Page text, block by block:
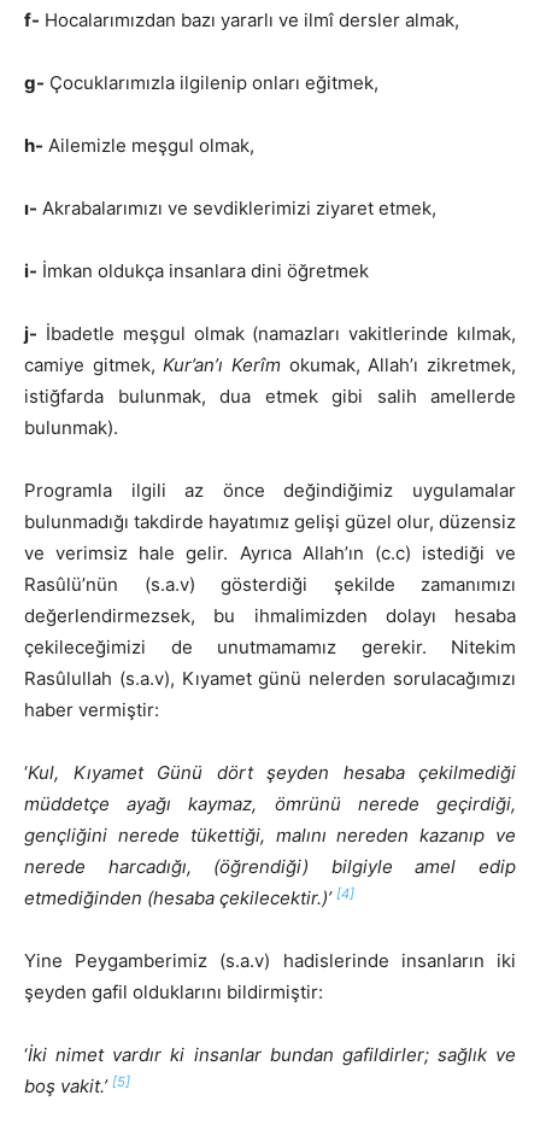
f- Hocalarımızdan bazı yararlı ve ilmî dersler almak,
g- Çocuklarımızla ilgilenip onları eğitmek,
h- Ailemizle meşgul olmak,
ı- Akrabalarımızı ve sevdiklerimizi ziyaret etmek,
i- İmkan oldukça insanlara dini öğretmek
j- İbadetle meşgul olmak (namazları vakitlerinde kılmak,
camiye gitmek,Kur’an’ı Kerîm okumak, Allah’ı zikretmek,
istiğfarda bulunmak, dua etmek gibi salih amellerde
bulunmak).
Programla ilgili az önce değindiğimiz uygulamalar
bulunmadığı takdirde hayatımız gelişi güzel olur, düzensiz
ve verimsiz hale gelir. Ayrıca Allah’ın (c.c) istediği ve
Rasûlü’nün (s.a.v) gösterdiği şekilde zamanımızı
değerlendirmezsek, bu ihmalimizden dolayı hesaba
çekileceğimizi de unutmamamız gerekir. Nitekim
Rasûlullah (s.a.v), Kıyamet günü nelerden sorulacağımızı
haber vermiştir:
‘Kul, Kıyamet Günü dört şeyden hesaba çekilmediği
müddetçe ayağı kaymaz, ömrünü nerede geçirdiği,
gençliğini nerede tükettiği, malını nereden kazanıp ve
nerede harcadığı, (öğrendiği) bilgiyle amel edip
etmediğinden (hesaba çekilecektir.)’ [4]
Yine Peygamberimiz (s.a.v) hadislerinde insanların iki
şeyden gafil olduklarını bildirmiştir:
‘İki nimet vardır ki insanlar bundan gafildirler; sağlık ve
boş vakit.’ [5]